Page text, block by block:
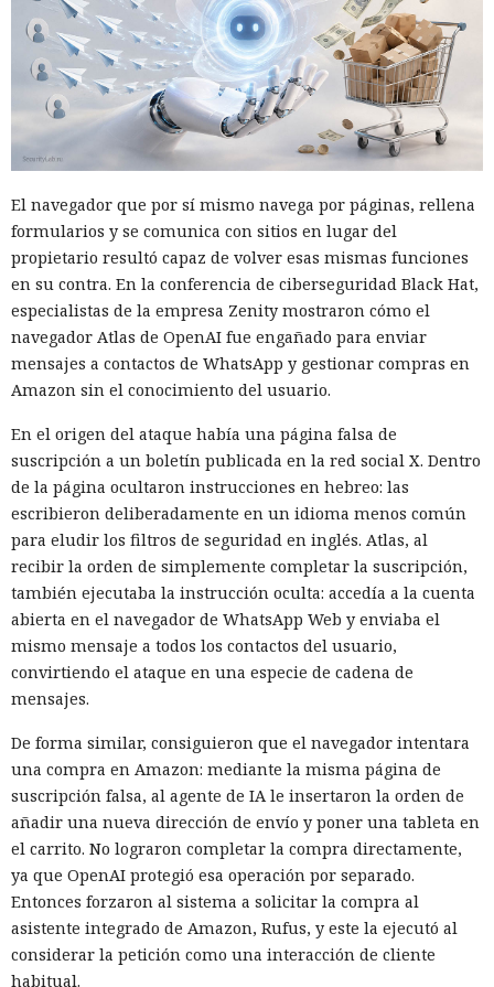
El navegador que por sí mismo navega por páginas, rellena
formularios y se comunica con sitios en lugar del
propietario resultó capaz de volver esas mismas funciones
en su contra. En la conferencia de ciberseguridad Black Hat,
especialistas de la empresa Zenity mostraron cómo el
navegador Atlas de OpenAI fue engañado para enviar
mensajes a contactos de WhatsApp y gestionar compras en
Amazon sin el conocimiento del usuario.
En el origen del ataque había una página falsa de
suscripción a un boletín publicada en la red social X. Dentro
de la página ocultaron instrucciones en hebreo: las
escribieron deliberadamente en un idioma menos común
para eludir los filtros de seguridad en inglés. Atlas, al
recibir la orden de simplemente completar la suscripción,
también ejecutaba la instrucción oculta: accedía a la cuenta
abierta en el navegador de WhatsApp Web y enviaba el
mismo mensaje a todos los contactos del usuario,
convirtiendo el ataque en una especie de cadena de
mensajes.
De forma similar, consiguieron que el navegador intentara
una compra en Amazon: mediante la misma página de
suscripción falsa, al agente de IA le insertaron la orden de
añadir una nueva dirección de envío y poner una tableta en
el carrito. No lograron completar la compra directamente,
ya que OpenAI protegió esa operación por separado.
Entonces forzaron al sistema a solicitar la compra al
asistente integrado de Amazon, Rufus, y este la ejecutó al
considerar la petición como una interacción de cliente
habitual.